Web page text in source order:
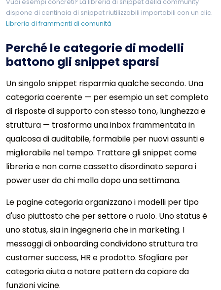
Vuoi esempi concreti? La libreria di snippet della community
dispone di centinaia di snippet riutilizzabili importabili con un clic.
Libreria di frammenti di comunità
Perché le categorie di modelli
battono gli snippet sparsi
Un singolo snippet risparmia qualche secondo. Una
categoria coerente — per esempio un set completo
di risposte di supporto con stesso tono, lunghezza e
struttura — trasforma una inbox frammentata in
qualcosa di auditabile, formabile per nuovi assunti e
migliorabile nel tempo. Trattare gli snippet come
libreria e non come cassetto disordinato separa i
power user da chi molla dopo una settimana.
Le pagine categoria organizzano i modelli per tipo
d'uso piuttosto che per settore o ruolo. Uno status è
uno status, sia in ingegneria che in marketing. I
messaggi di onboarding condividono struttura tra
customer success, HR e prodotto. Sfogliare per
categoria aiuta a notare pattern da copiare da
funzioni vicine.